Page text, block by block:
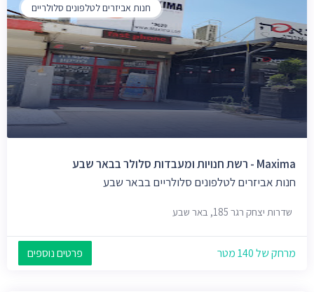
חנות אביזרים לטלפונים סלולריים
Maxima - רשת חנויות ומעבדות סלולר בבאר שבע
חנות אביזרים לטלפונים סלולריים בבאר שבע
שדרות יצחק רגר 185, באר שבע
מרחק של 140 מטר פרטים נוספים